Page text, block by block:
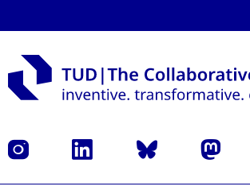
Instagram LinkedIn Bluesky Mastodon